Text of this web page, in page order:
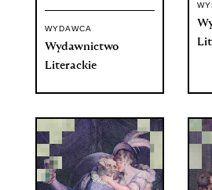
WYDAWCA
Wydawnictwo
Literackie